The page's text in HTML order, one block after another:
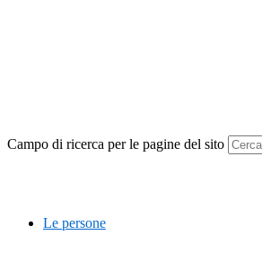
Campo di ricerca per le pagine del sito
Le persone